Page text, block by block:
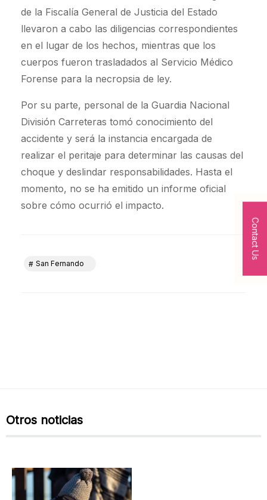
de la Fiscalía General de Justicia del Estado
llevaron a cabo las diligencias correspondientes
en el lugar de los hechos, mientras que los
cuerpos fueron trasladados al Servicio Médico
Forense para la necropsia de ley.
Por su parte, personal de la Guardia Nacional
División Carreteras tomó conocimiento del
accidente y será la instancia encargada de
realizar el peritaje para determinar las causas del
choque y deslindar responsabilidades. Hasta el
momento, no se ha emitido un informe oficial
sobre cómo ocurrió el impacto.
San Fernando
Otros noticias
Contact Us